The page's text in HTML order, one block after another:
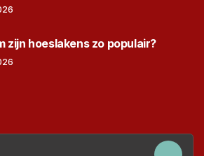
zijn hoeslakens zo populair?